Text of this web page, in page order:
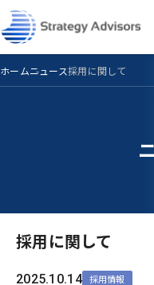
Skip
to
the
ホームニュース採用に関して
採用に関して
2025.10.14 採用情報